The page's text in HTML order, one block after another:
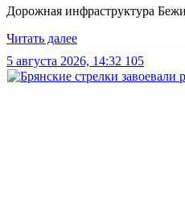
Дорожная инфраструктура
Читать далее
5 августа 2026, 14:32 105